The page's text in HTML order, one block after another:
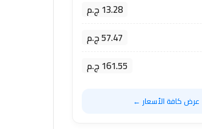
13.28 ج.م
57.47 ج.م
161.55 ج.م
عرض كافة الأسعار ←